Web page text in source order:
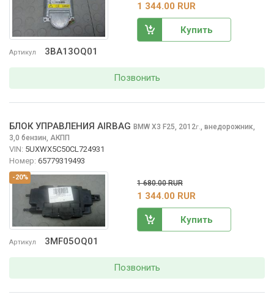
Артикул 3BA13OQ01
1 344.00 RUR
Купить
Позвонить
-20%
Артикул 3MF05OQ01
БЛОК УПРАВЛЕНИЯ AIRBAG BMW X3 F25, 2012г., внедорожник,
3,0 бензин, АКПП
VIN: 5UXWX5C50CL724931
Номер: 65779319493
1 680.00 RUR
1 344.00 RUR
Купить
Позвонить